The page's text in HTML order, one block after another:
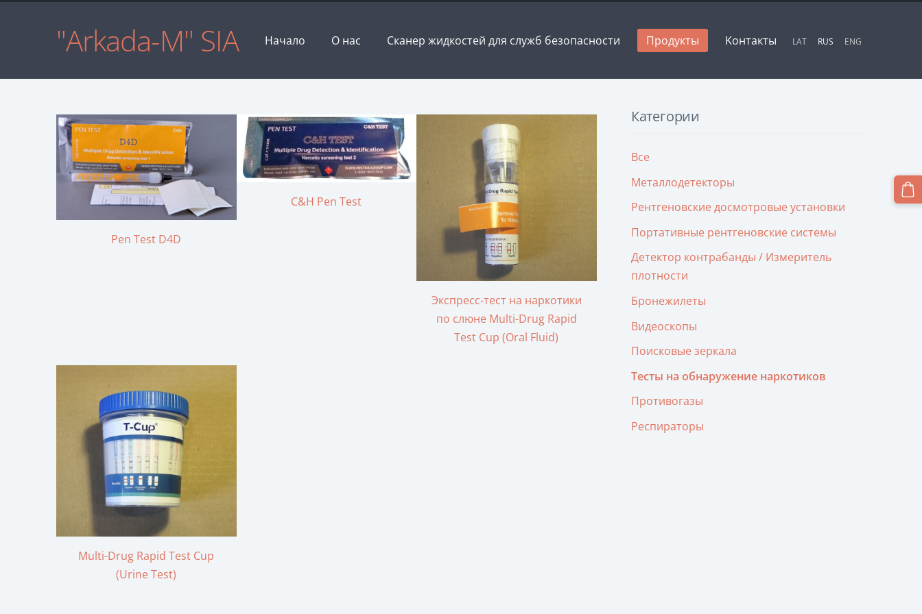
"Arkada-M" SIA Начало О нас Сканер жидкостей для служб безопасности Продукты Kонтакты LAT RUS ENG
Категории
Все
Металлодетекторы
Рентгеновские досмотровые установки
Портативные рентгеновские системы
Детектор контрабанды / Измеритель
плотности
Бронежилеты
Видеоскопы
Поисковые зеркала
Тесты на обнаружение наркотиков
Противогазы
Респираторы
Pen Test D4D
C&H Pen Test
Экспресс-тест на наркотики
по слюне Multi-Drug Rapid
Test Cup (Oral Fluid)
Multi-Drug Rapid Test Cup
(Urine Test)